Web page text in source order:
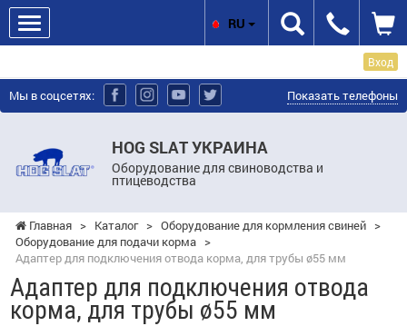
Вход
Мы в соцсетях: Показать телефоны
HOG SLAT УКРАИНА
Оборудование для свиноводства и
птицеводства
RU
Главная > Каталог > Оборудование для кормления свиней >
Оборудование для подачи корма >
Адаптер для подключения отвода корма, для трубы ø55 мм
Адаптер для подключения отвода
корма, для трубы ø55 мм